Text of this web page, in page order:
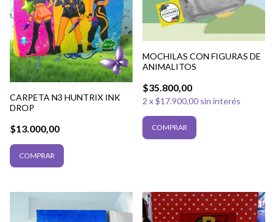
CARPETA N3 HUNTRIX INK
DROP
$13.000,00
MOCHILAS CON FIGURAS DE
ANIMALITOS
$35.800,00
2 x$17.900,00 sin interés